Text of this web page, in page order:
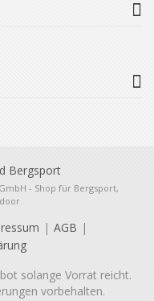
- Shop für Bergsport,
AGB
solange Vorrat reicht.
vorbehalten.